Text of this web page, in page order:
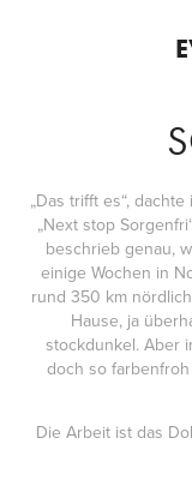
„Das trifft es“,
„Next stop
beschrieb genau,
einige Wochen in
rund 350 km
Hause, ja
stockdunkel. Aber
doch so
Die Arbeit ist das